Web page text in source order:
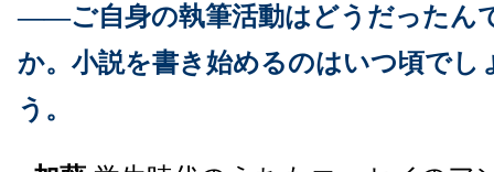
――ご自身の執筆活動はどうだったん
か。小説を書き始めるのはいつ頃でし
う。